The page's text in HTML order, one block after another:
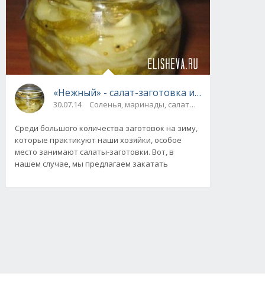
«Нежный» - салат-заготовка из огурцов и
30.07.14 Соленья, маринады, салаты, соте
Среди большого количества заготовок на зиму,
которые практикуют наши хозяйки, особое
место занимают салаты-заготовки. Вот, в
нашем случае, мы предлагаем закатать